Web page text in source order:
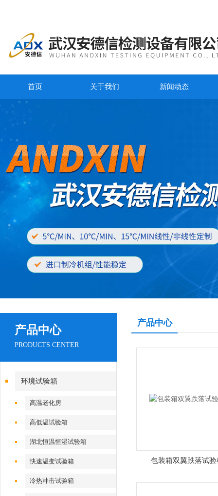
首页 关于我们 新闻动态
产品中心
PRODUCTS CENTER
环境试验箱
高温老化房
高低温试验箱
湖北恒温恒湿试验箱
快速温变试验箱
冷热冲击试验箱
产品中心
包装箱双翼跌落试验